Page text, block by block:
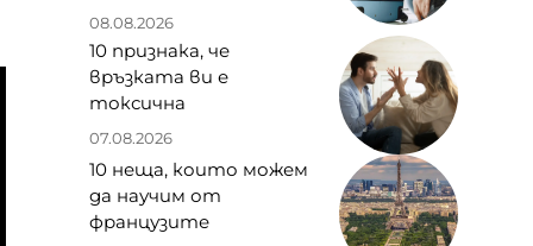
08.08.2026
10 признака, че
връзката ви е
токсична
07.08.2026
10 неща, които можем
да научим от
французите